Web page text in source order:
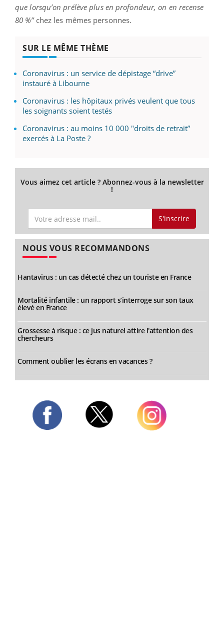
que lorsqu’on prélève plus en profondeur, on en recense
80 %”chez les mêmes personnes.
SUR LE MÊME THÈME
Coronavirus : un service de dépistage “drive”
instauré à Libourne
Coronavirus : les hôpitaux privés veulent que tous
les soignants soient testés
Coronavirus : au moins 10 000 "droits de retrait”
exercés à La Poste ?
Vous aimez cet article ? Abonnez-vous à la newsletter
!
S'inscrire
NOUS VOUS RECOMMANDONS
Hantavirus : un cas détecté chez un touriste en France
Mortalité infantile : un rapport s’interroge sur son taux
élevé en France
Grossesse à risque : ce jus naturel attire l'attention des
chercheurs
Comment oublier les écrans en vacances ?